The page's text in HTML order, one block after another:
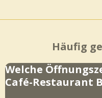
Häufig
Welche
Café-Restaurant